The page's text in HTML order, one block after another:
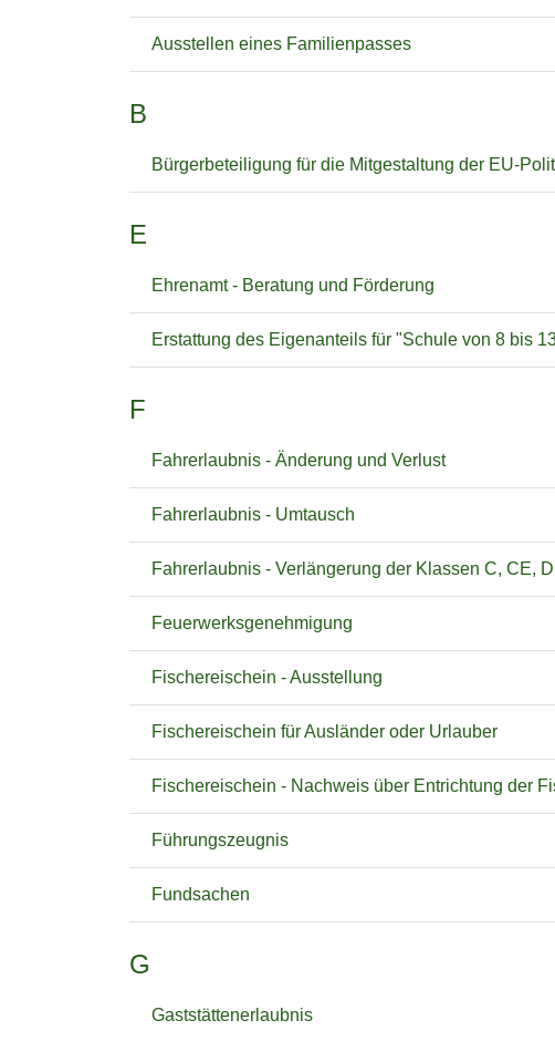
Ausstellen eines Familienpasses
B
Bürgerbeteiligung für die Mitgestaltung der EU-
E
Ehrenamt - Beratung und Förderung
Erstattung des Eigenanteils für "Schule von 8 bis
F
Fahrerlaubnis - Änderung und Verlust
Fahrerlaubnis - Umtausch
Fahrerlaubnis - Verlängerung der Klassen C, CE,
Feuerwerksgenehmigung
Fischereischein - Ausstellung
Fischereischein für Ausländer oder Urlauber
Fischereischein - Nachweis über Entrichtung der
Führungszeugnis
Fundsachen
G
Gaststättenerlaubnis